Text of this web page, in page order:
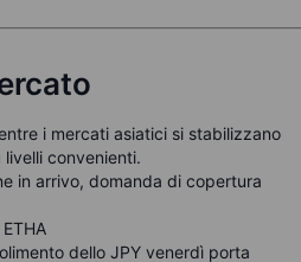
i mercati asiatici si stabilizzano
convenienti.
in arrivo, domanda di copertura
dello JPY venerdì porta